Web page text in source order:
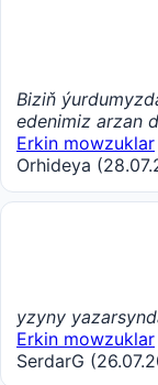
Biziň
edenimiz arzan
Erkin mowzuklar
Orhideya
yzyny
Erkin mowzuklar
SerdarG